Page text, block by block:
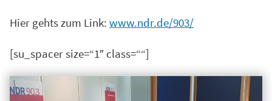
Hier gehts zum Link: www.ndr.de/903/
[su_spacer size=“1″ class=““]